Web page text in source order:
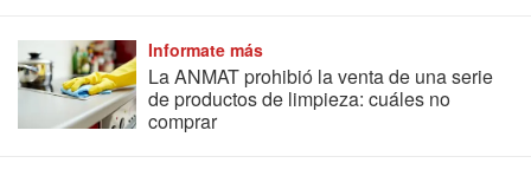
Informate más
La ANMAT prohibió la venta de una serie
de productos de limpieza: cuáles no
comprar